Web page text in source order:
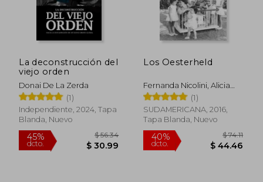
La deconstrucción del
viejo orden
Donai De La Zerda
(1)
Independiente, 2024, Tapa
Blanda, Nuevo
Los Oesterheld
Fernanda Nicolini, Alicia
Beltrami
(1)
SUDAMERICANA, 2016,
Tapa Blanda, Nuevo